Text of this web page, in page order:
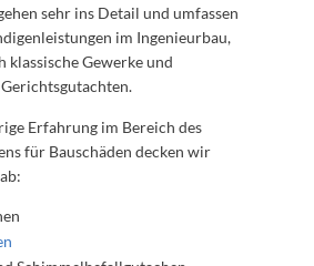
sehr ins Detail und umfassen
im Ingenieurbau,
klassische Gewerke und
Erfahrung im Bereich des
für Bauschäden decken wir